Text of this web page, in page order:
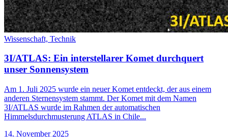
Wissenschaft, Technik
3I/ATLAS: Ein interstellarer Komet durchquert
unser Sonnensystem
Am 1. Juli 2025 wurde ein neuer Komet entdeckt, der aus einem
anderen Sternensystem stammt. Der Komet mit dem Namen
3I/ATLAS wurde im Rahmen der automatischen
Himmelsdurchmusterung ATLAS in Chile...
14. November 2025